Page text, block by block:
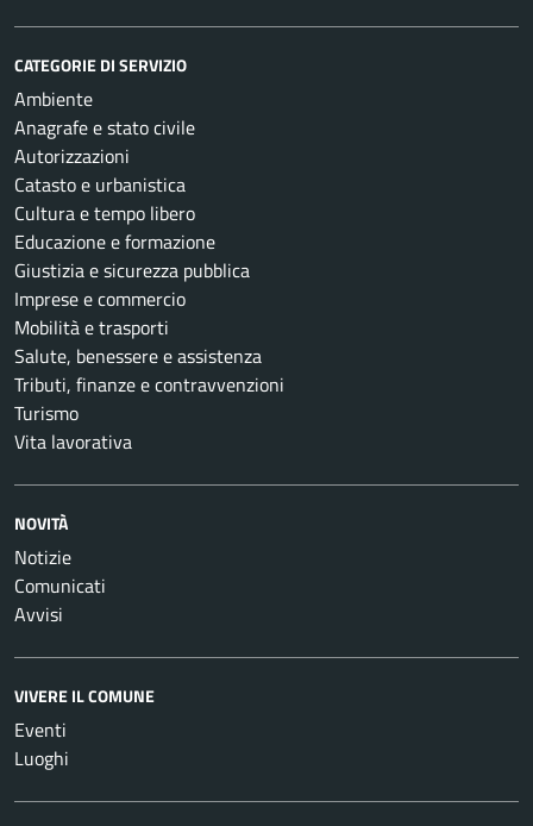
CATEGORIE DI SERVIZIO
Ambiente
Anagrafe e stato civile
Autorizzazioni
Catasto e urbanistica
Cultura e tempo libero
Educazione e formazione
Giustizia e sicurezza pubblica
Imprese e commercio
Mobilità e trasporti
Salute, benessere e assistenza
Tributi, finanze e contravvenzioni
Turismo
Vita lavorativa
NOVITÀ
Notizie
Comunicati
Avvisi
VIVERE IL COMUNE
Eventi
Luoghi